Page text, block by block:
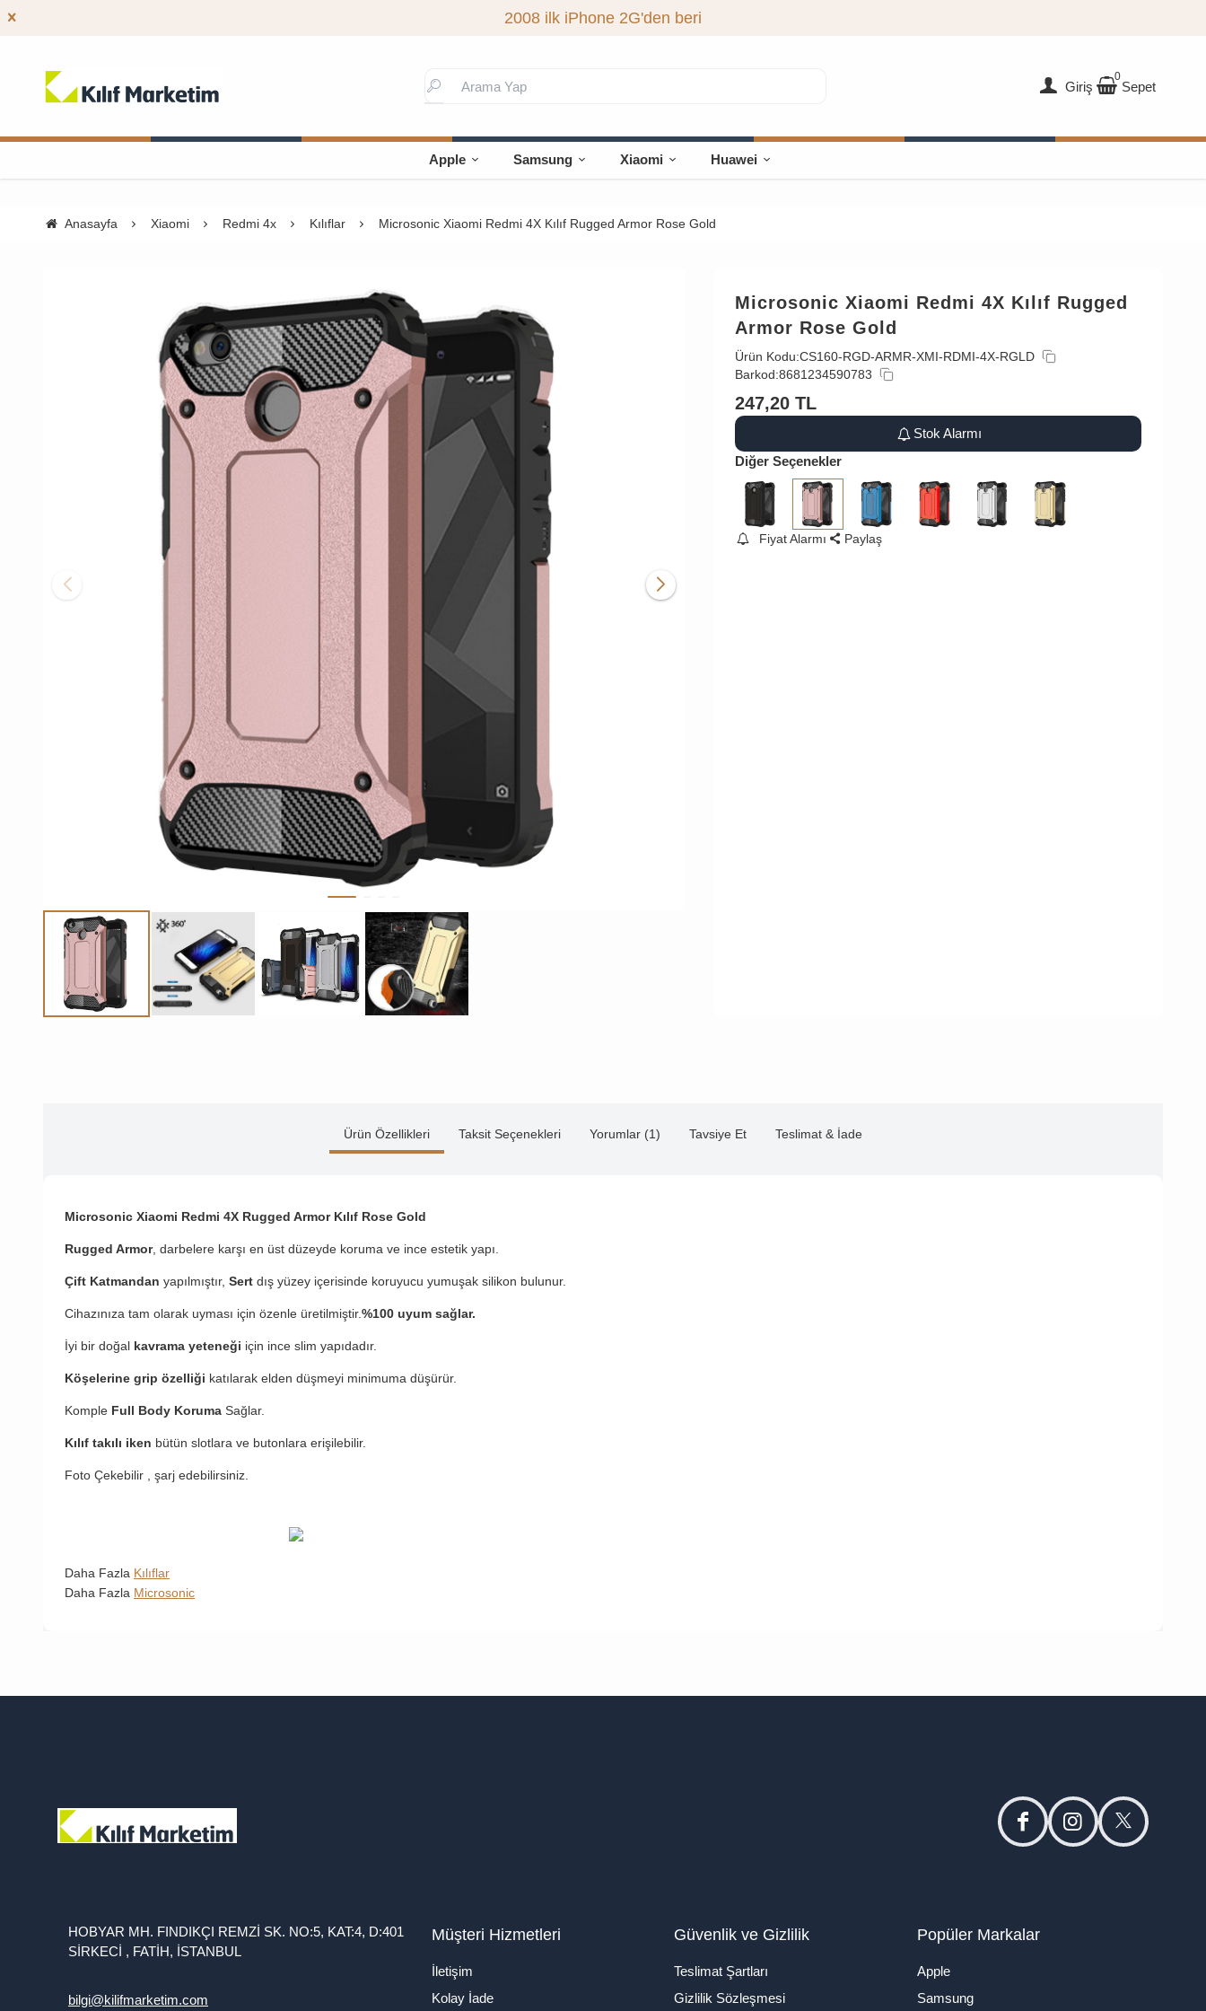
2008 ilk iPhone 2G'den beri
Giriş
0
Sepet
Apple Samsung Xiaomi Huawei
Anasayfa Xiaomi Redmi 4x Kılıflar Microsonic Xiaomi Redmi 4X Kılıf Rugged Armor Rose Gold
Microsonic Xiaomi Redmi 4X Kılıf Rugged
Armor Rose Gold
Ürün Kodu:CS160-RGD-ARMR-XMI-RDMI-4X-RGLD
Barkod:8681234590783
247,20 TL
Stok Alarmı
Diğer Seçenekler
Fiyat Alarmı Paylaş
Ürün Özellikleri Taksit Seçenekleri Yorumlar (1) Tavsiye Et Teslimat & İade
Microsonic Xiaomi Redmi 4X Rugged Armor Kılıf Rose Gold
Rugged Armor, darbelere karşı en üst düzeyde koruma ve ince estetik yapı.
Çift Katmandan yapılmıştır, Sert dış yüzey içerisinde koruyucu yumuşak silikon bulunur.
Cihazınıza tam olarak uyması için özenle üretilmiştir.%100 uyum sağlar.
İyi bir doğal kavrama yeteneği için ince slim yapıdadır.
Köşelerine grip özelliği katılarak elden düşmeyi minimuma düşürür.
Komple Full Body Koruma Sağlar.
Kılıf takılı iken bütün slotlara ve butonlara erişilebilir.
Foto Çekebilir , şarj edebilirsiniz.
Daha Fazla Kılıflar
Daha Fazla Microsonic
facebookinstagramtwitter
HOBYAR MH. FINDIKÇI REMZİ SK. NO:5, KAT:4, D:401
SİRKECİ , FATİH, İSTANBUL
bilgi@kilifmarketim.com
Müşteri Hizmetleri
İletişim
Kolay İade
Güvenlik ve Gizlilik
Teslimat Şartları
Gizlilik Sözleşmesi
Popüler Markalar
Apple
Samsung